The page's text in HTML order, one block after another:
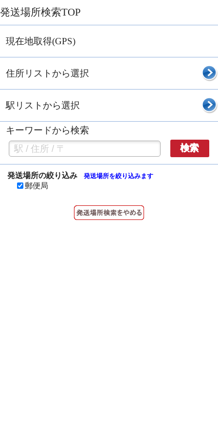
発送場所検索TOP
現在地取得(GPS)
住所リストから選択
駅リストから選択
キーワードから検索
検索
発送場所の絞り込み 発送場所を絞り込みます
郵便局